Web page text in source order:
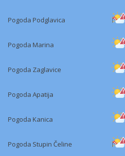
Pogoda Podglavica
Pogoda Marina
Pogoda Zaglavice
Pogoda Apatija
Pogoda Kanica
Pogoda Stupin Čeline